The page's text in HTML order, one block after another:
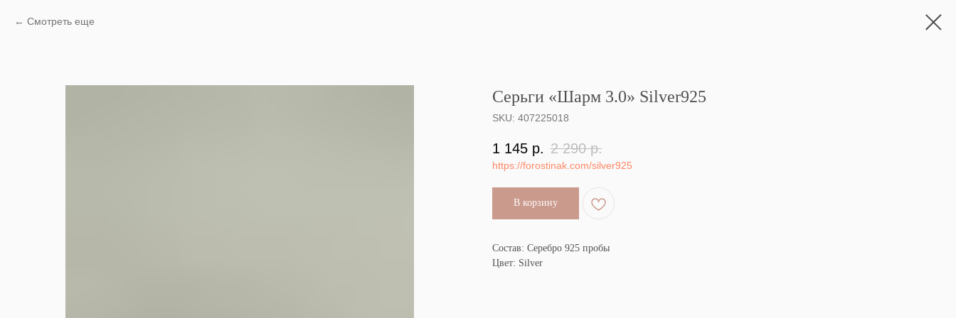
Смотреть еще
Серьги «Шарм 3.0» Silver925
SKU: 407225018
1 145 р. 2 290 р.
https://forostinak.com/silver925
В корзину
Состав: Серебро 925 пробы
Цвет: Silver